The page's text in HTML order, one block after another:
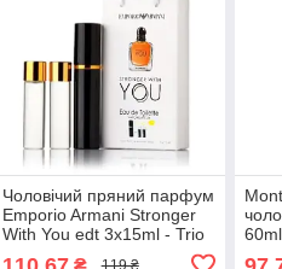
Чоловічий пряний парфум
Emporio Armani Stronger
With You edt 3x15ml - Trio
60ml